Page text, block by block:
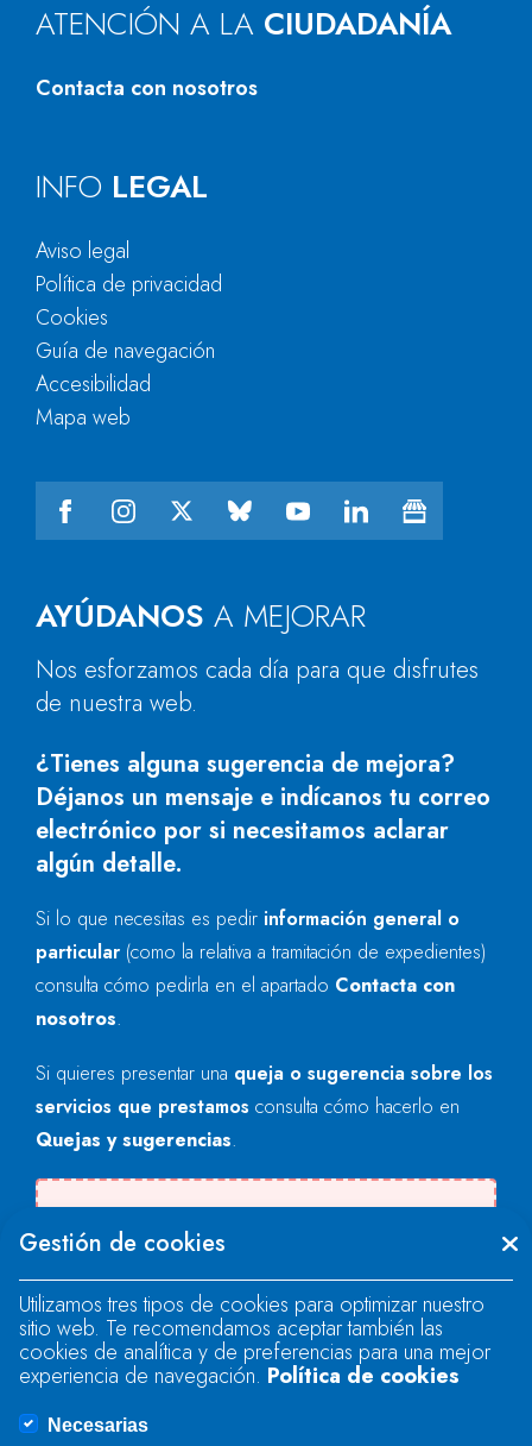
ATENCIÓN A LA CIUDADANÍA
Contacta con nosotros
AYÚDANOS A MEJORAR
Nos esforzamos cada día para que disfrutes
de nuestra web.
¿Tienes alguna sugerencia de mejora?
Déjanos un mensaje e indícanos tu correo
electrónico por si necesitamos aclarar
algún detalle.
Si lo que necesitas es pedir información general o
particular (como la relativa a tramitación de expedientes)
consulta cómo pedirla en el apartado Contacta con
nosotros.
Si quieres presentar una queja o sugerencia sobre los
servicios que prestamos consulta cómo hacerlo en
Quejas y sugerencias.
"text" field.
There was an error when loading the
"text" field.
INFO LEGAL
Aviso legal
Política de privacidad
Cookies
Guía de navegación
Accesibilidad
Mapa web
Gestión de cookies
Utilizamos tres tipos de cookies para optimizar nuestro
sitio web. Te recomendamos aceptar también las
cookies de analítica y de preferencias para una mejor
experiencia de navegación. Política de cookies
Necesarias